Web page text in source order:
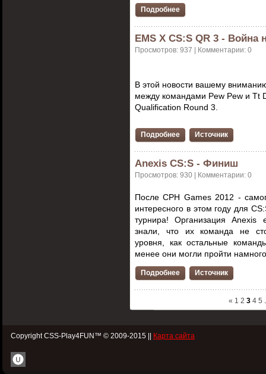
Подробнее
EMS X CS:S QR 3 - Война
Просмотров: 937 | Комментарии: 0
В этой новости вашему
между командами Pew Pew и Tt
Qualification Round 3.
Подробнее Источник
Anexis CS:S - Финиш
Просмотров: 930 | Комментарии: 0
После CPH Games 2012 -
интересного в этом году для
турнира! ОрганизацияAnexis
знали, что их команда не
уровня, как остальные
менее они могли пройти
Подробнее Источник
« 1 2 3 4 5
Copyright CSS-Play4FUN™ © 2009-2015 || Карта сайта